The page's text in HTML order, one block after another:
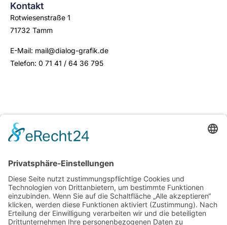
Über mich
Rechtliches
Datenschutz
AVG
Kontakt
Rotwiesenstraße 1
71732 Tamm
E-Mail: mail@dialog-grafik.de
Telefon: 0 71 41 / 64 36 795